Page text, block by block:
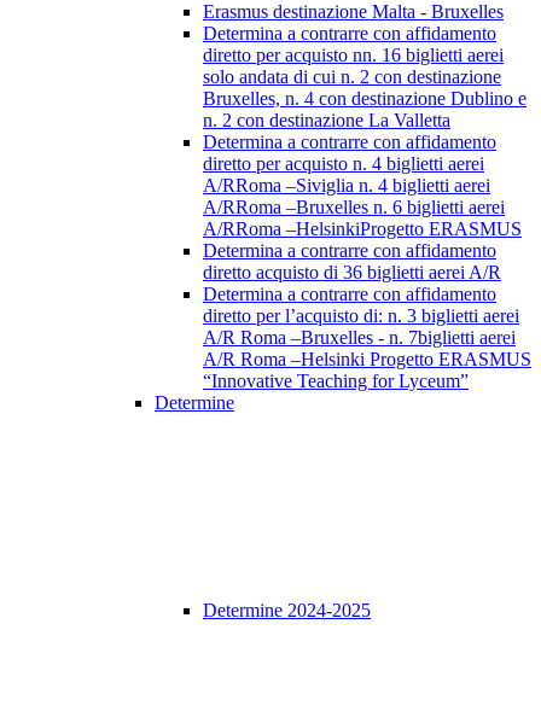
Erasmus destinazione Malta - Bruxelles
Determina a contrarre con affidamento
diretto per acquisto nn. 16 biglietti aerei
solo andata di cui n. 2 con destinazione
Bruxelles, n. 4 con destinazione Dublino e
n. 2 con destinazione La Valletta
Determina a contrarre con affidamento
diretto per acquisto n. 4 biglietti aerei
A/RRoma –Siviglia n. 4 biglietti aerei
A/RRoma –Bruxelles n. 6 biglietti aerei
A/RRoma –HelsinkiProgetto ERASMUS
Determina a contrarre con affidamento
diretto acquisto di 36 biglietti aerei A/R
Determina a contrarre con affidamento
diretto per l’acquisto di: n. 3 biglietti aerei
A/R Roma –Bruxelles - n. 7biglietti aerei
A/R Roma –Helsinki Progetto ERASMUS
“Innovative Teaching for Lyceum”
Determine
Determine 2024-2025